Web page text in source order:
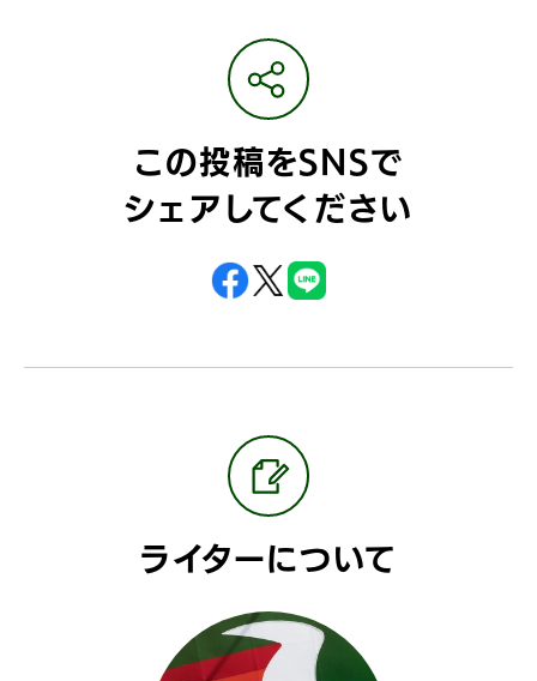
この投稿をSNSで
シェアしてください
ライターについて